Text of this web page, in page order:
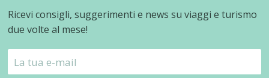
Ricevi consigli, suggerimenti e news su viaggi e turismo
due volte al mese!